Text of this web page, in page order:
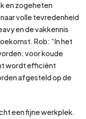
en zogeheten
volle tevredenheid
en de vakkennis
Rob: “In het
voor koude
wordt efficiënt
afgesteld op de
een fijne werkplek.